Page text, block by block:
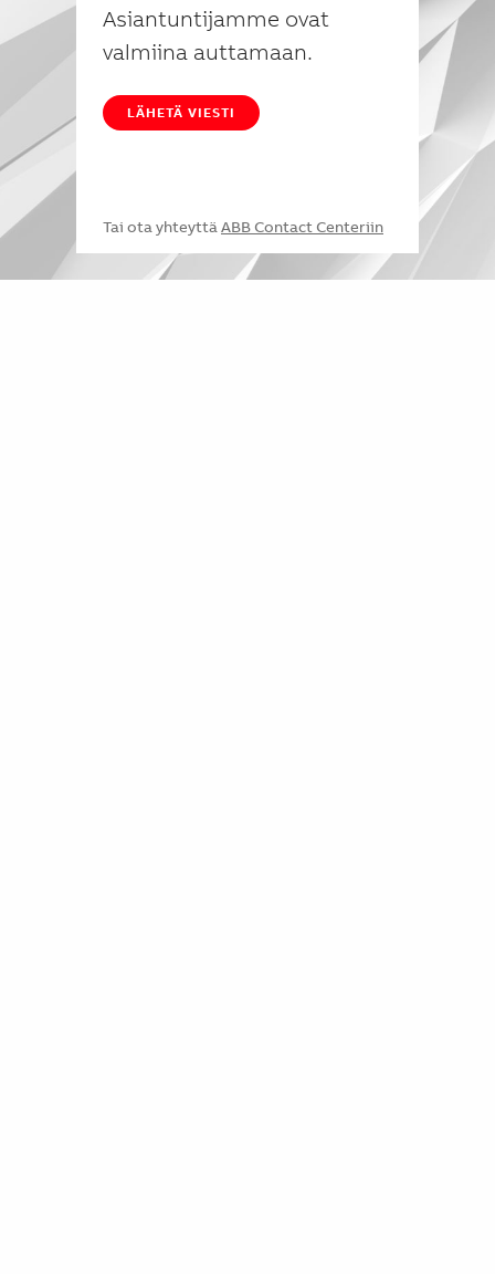
Asiantuntijamme ovat
valmiina auttamaan.
LÄHETÄ VIESTI
Tai ota yhteyttäABB Contact Centeriin